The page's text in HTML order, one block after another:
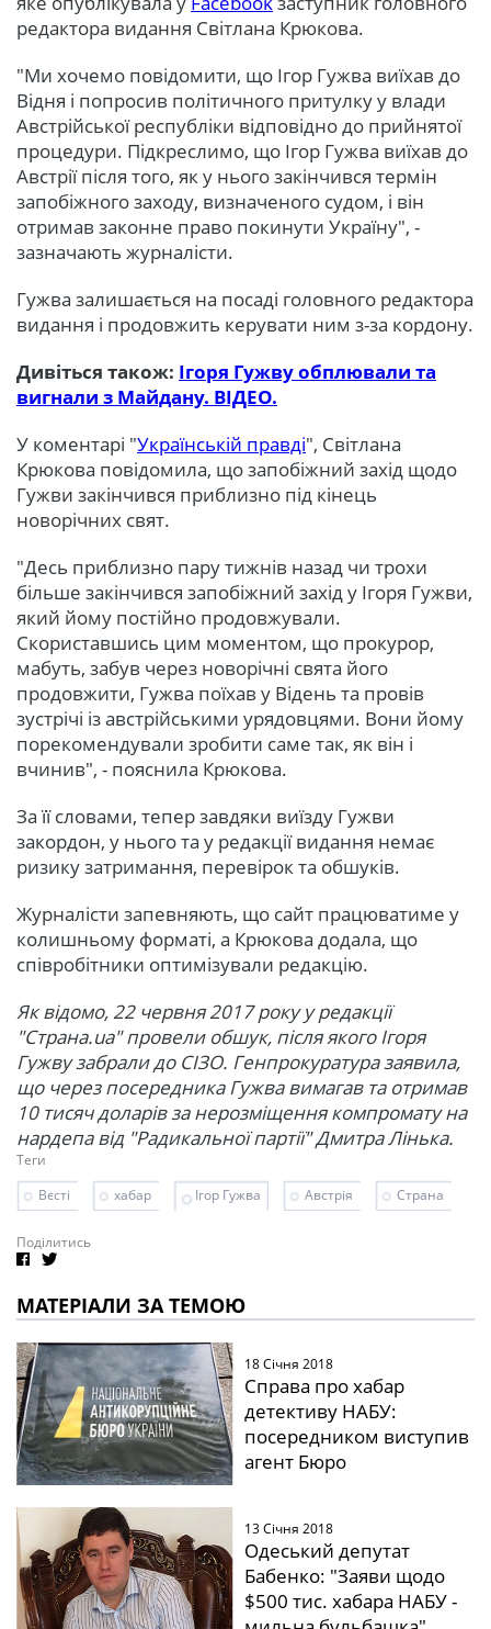
редактора видання Світлана Крюкова.
"Ми хочемо повідомити, що Ігор Гужва виїхав до
Відня і попросив політичного притулку у влади
Австрійської республіки відповідно до прийнятої
процедури. Підкреслимо, що Ігор Гужва виїхав до
Австрії після того, як у нього закінчився термін
запобіжного заходу, визначеного судом, і він
отримав законне право покинути Україну", -
зазначають журналісти.
Гужва залишається на посаді головного редактора
видання і продовжить керувати ним з-за кордону.
Дивіться також: Ігоря Гужву обплювали та
вигнали з Майдану. ВІДЕО.
У коментарі "Українській правді", Світлана
Крюкова повідомила, що запобіжний захід щодо
Гужви закінчився приблизно під кінець
новорічних свят.
"Десь приблизно пару тижнів назад чи трохи
більше закінчився запобіжний захід у Ігоря Гужви,
який йому постійно продовжували.
Скориставшись цим моментом, що прокурор,
мабуть, забув через новорічні свята його
продовжити, Гужва поїхав у Відень та провів
зустрічі із австрійськими урядовцями. Вони йому
порекомендували зробити саме так, як він і
вчинив", - пояснила Крюкова.
За її словами, тепер завдяки виїзду Гужви
закордон, у нього та у редакції видання немає
ризику затримання, перевірок та обшуків.
Журналісти запевняють, що сайт працюватиме у
колишньому форматі, а Крюкова додала, що
співробітники оптимізували редакцію.
Як відомо, 22 червня 2017 року у редакції
"Страна.ua" провели обшук, після якого Ігоря
Гужву забрали до СІЗО. Генпрокуратура заявила,
що через посередника Гужва вимагав та отримав
10 тисяч доларів за нерозміщення компромату на
нардепа від "Радикальної партії" Дмитра Лінька.
Теги
Вєсті
хабар Ігор Гужва Австрія Страна
Поділитись
МАТЕРІАЛИ ЗА ТЕМОЮ
18 Січня 2018
Справа про хабар
детективу НАБУ:
посередником виступив
агент Бюро
13 Січня 2018
Одеський депутат
Бабенко: "Заяви щодо
$500 тис. хабара НАБУ -